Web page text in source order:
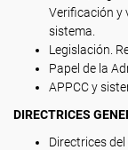
Verificación y
sistema.
Legislación.
Papel de la
APPCC y
DIRECTRICES
Directrices del